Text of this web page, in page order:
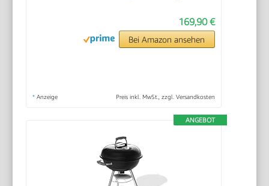
169,90 €
Bei Amazon ansehen
* Anzeige Preis inkl. MwSt., zzgl. Versandkosten
ANGEBOT